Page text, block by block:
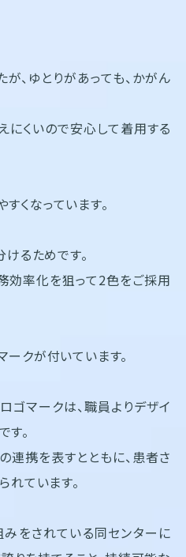
、ゆとりがあっても、かがん
にくいので安心して着用する
くなっています。
るためです。
効率化を狙って2色をご採用
クが付いています。
ゴマークは、職員よりデザイ
。
連携を表すとともに、患者さ
れています。
みをされている同センターに